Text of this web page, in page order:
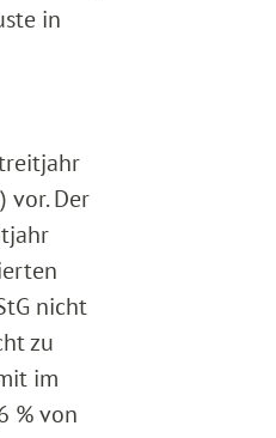
in
vor. Der
nicht
zu
im
% von